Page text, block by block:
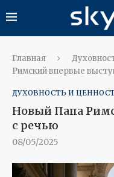
Главная
Римский впервые
ДУХОВНОСТЬ И
Новый Папа
с речью
08/05/2025